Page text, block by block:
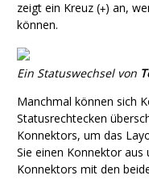
zeigt ein Kreuz (+) an,
können.
Ein Statuswechsel von
Manchmal können sich
Statusrechtecken
Konnektors, um das
Sie einen Konnektor aus
Konnektors mit den